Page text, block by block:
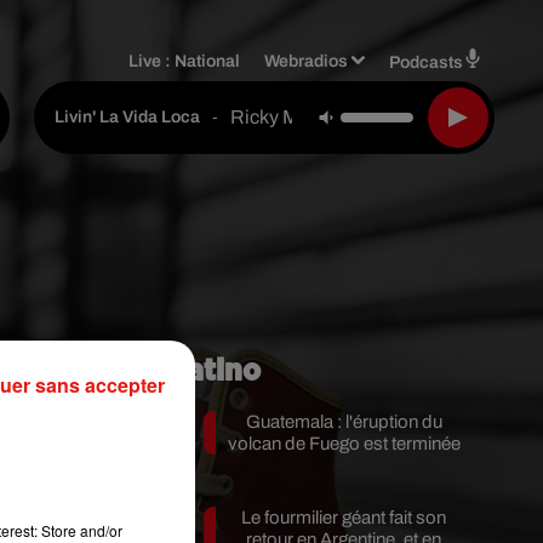
Live : National Webradios Podcasts
Livin' La Vida Loca - Ricky Martin
Mundo Latino
Guatemala : l'éruption du
volcan de Fuego est terminée
Le fourmilier géant fait son
retour en Argentine, et en
Store and/or
sans accepter